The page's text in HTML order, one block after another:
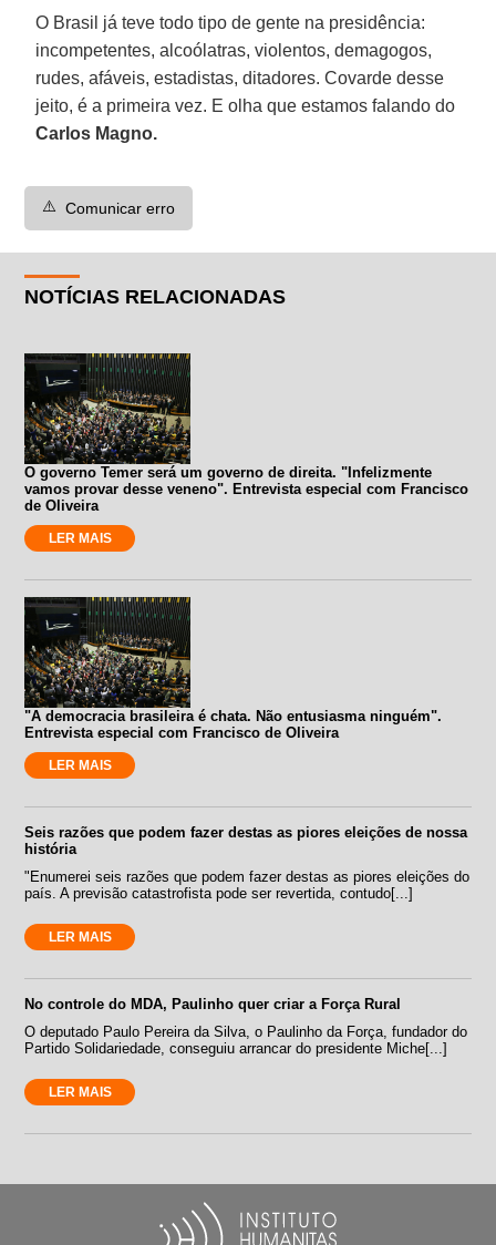
O Brasil já teve todo tipo de gente na presidência:
incompetentes, alcoólatras, violentos, demagogos,
rudes, afáveis, estadistas, ditadores. Covarde desse
jeito, é a primeira vez. E olha que estamos falando do
Carlos Magno.
⚠️ Comunicar erro
NOTÍCIAS RELACIONADAS
O governo Temer será um governo de direita. "Infelizmente
vamos provar desse veneno". Entrevista especial com Francisco
de Oliveira
LER MAIS
"A democracia brasileira é chata. Não entusiasma ninguém".
Entrevista especial com Francisco de Oliveira
LER MAIS
Seis razões que podem fazer destas as piores eleições de nossa
história
"Enumerei seis razões que podem fazer destas as piores eleições do
país. A previsão catastrofista pode ser revertida, contudo[...]
LER MAIS
No controle do MDA, Paulinho quer criar a Força Rural
O deputado Paulo Pereira da Silva, o Paulinho da Força, fundador do
Partido Solidariedade, conseguiu arrancar do presidente Miche[...]
LER MAIS